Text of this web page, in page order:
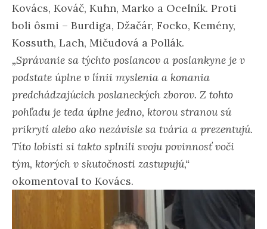
Kovács, Kováč, Kuhn, Marko a Ocelník. Proti
boli ôsmi – Burdiga, Džačár, Focko, Kemény,
Kossuth, Lach, Mičudová a Pollák.
„Správanie sa týchto poslancov a poslankyne je v
podstate úplne v línii myslenia a konania
predchádzajúcich poslaneckých zborov. Z tohto
pohľadu je teda úplne jedno, ktorou stranou sú
prikrytí alebo ako nezávisle sa tvária a prezentujú.
Títo lobisti si takto splnili svoju povinnosť voči
tým, ktorých v skutočnosti zastupujú,“
okomentoval to Kovács.